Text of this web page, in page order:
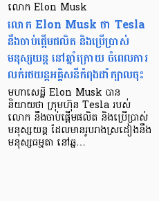
លោក Elon Musk
លោក Elon Musk ថា Tesla
នឹងចាប់ផ្ដើមផលិត និងប្រើប្រាស់
មនុស្សយន្ដ នៅឆ្នាំក្រោយ ចំពេលការ
លក់រថយន្ដអគ្គិសនីកំពុងដាំក្បាលចុះ
មហាសេដ្ឋី Elon Musk បាន
និយាយថា ក្រុមហ៊ុន Tesla របស់
លោក នឹងចាប់ផ្ដើមផលិត និងប្រើប្រាស់
មនុស្សយន្ដ ដែលមានរូបរាងស្រដៀងនឹង
មនុស្សធម្មតា នៅឆ្ន…